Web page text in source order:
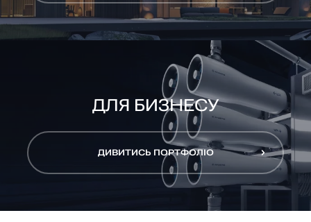
ДИВИТИСЬ ПОРТФОЛІО
ДЛЯ БИЗНЕСУ
ДИВИТИСЬ ПОРТФОЛІО
ДИВИТИСЬ ПОРТФОЛІО